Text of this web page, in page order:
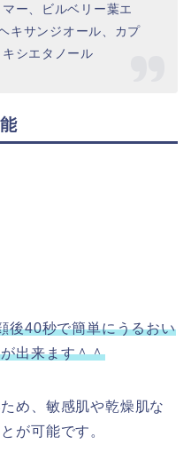
ー、ビルベリー葉エ
キサンジオール、カプ
シエタノール
後40秒で簡単にうるおい
出来ます＾＾
め、敏感肌や乾燥肌な
が可能です。